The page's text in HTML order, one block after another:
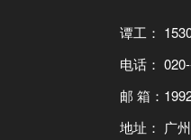
谭工：
电话：
邮 箱：
地址： 广